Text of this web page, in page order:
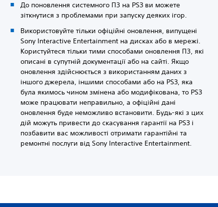
До поновлення системного ПЗ на PS3 ви можете
зіткнутися з проблемами при запуску деяких ігор.
Використовуйте тільки офіційні оновлення, випущені
Sony Interactive Entertainment на дисках або в мережі.
Користуйтеся тільки тими способами оновлення ПЗ, які
описані в супутній документації або на сайті. Якщо
оновлення здійснюється з використанням даних з
іншого джерела, іншими способами або на PS3, яка
була якимось чином змінена або модифікована, то PS3
може працювати неправильно, а офіційні дані
оновлення буде неможливо встановити. Будь-які з цих
дій можуть привести до скасування гарантії на PS3 і
позбавити вас можливості отримати гарантійні та
ремонтні послуги від Sony Interactive Entertainment.